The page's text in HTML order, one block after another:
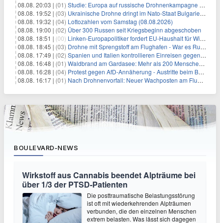
08.08. 20:03 | (01) Studie: Europa auf russische Drohnenkampagne unzureichend vorbereitet
08.08. 19:52 | (03) Ukrainische Drohne dringt im Nato-Staat Bulgarien ein
08.08. 19:32 | (04) Lottozahlen vom Samstag (08.08.2026)
08.08. 19:00 | (02) Über 300 Russen seit Kriegsbeginn abgeschoben
08.08. 18:51 | (00) Linken-Europapolitiker fordert EU-Haushalt für Wirtschaftsumbau
08.08. 18:45 | (03) Drohne mit Sprengstoff am Flughafen - War es Russland?
08.08. 17:49 | (02) Spanien und Italien kontrollieren Einreisen gegenseitig
08.08. 16:48 | (01) Waldbrand am Gardasee: Mehr als 200 Menschen evakuiert
08.08. 16:28 | (04) Protest gegen AfD-Annäherung - Austritte beim BSW Sachsen-Anhalt
08.08. 16:17 | (01) Nach Drohnenvorfall: Neuer Wachposten am Flughafen
BOULEVARD-NEWS
Wirkstoff aus Cannabis beendet Alpträume bei
über 1/3 der PTSD-Patienten
Die posttraumatische Belastungsstörung
ist oft mit wiederkehrenden Alpträumen
verbunden, die den einzelnen Menschen
extrem belasten. Was lässt sich dagegen